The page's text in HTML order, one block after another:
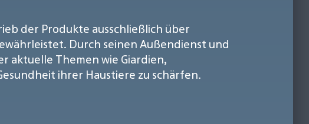
der Produkte ausschließlich über
Durch seinen Außendienst und
aktuelle Themen wie Giardien,
ihrer Haustiere zu schärfen.